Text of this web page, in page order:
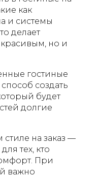
как
и системы
делает
красивым, но и
гостиные
создать
будет
долгие
на заказ —
тех, кто
При
важно